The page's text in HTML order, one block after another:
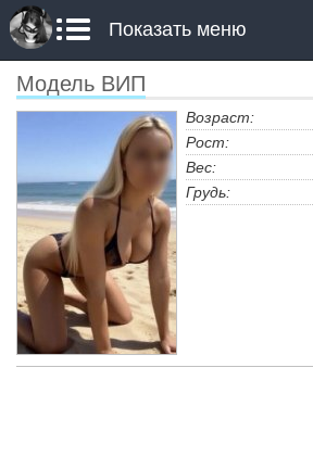
Показать меню
Модель ВИП
Возраст:
Рост:
Вес:
Грудь: